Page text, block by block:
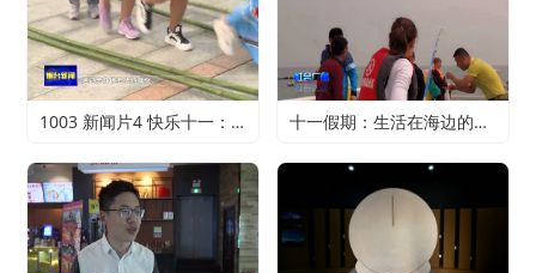
1003 新闻片4 快乐十一：寻特色旅游 享精彩假期 十一假期：生活在海边的正确打开方式